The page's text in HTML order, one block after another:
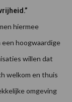
hiermee
hoogwaardige
willen dat
welkom en thuis
omgeving